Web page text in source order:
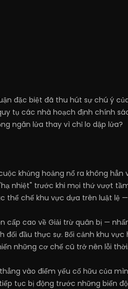
đặc biệt đã thu hút sự chú ý
tụ các nhà hoạch định chính
ngăn lửa thay vì chỉ lo dập lửa?
khủng hoảng nổ ra không
nhiệt" trước khi mọi thứ vượt
thể chế khu vực dựa trên luật lệ
cấp cao về Giải trừ quân bị —
đầu thực sự. Bối cảnh khu vực
những cơ chế cũ trở nên lỗi thời.
vào điểm yếu cố hữu của
tục bị động trước những biến